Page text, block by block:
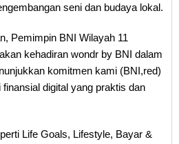
seni dan budaya lokal.
Pemimpin BNI Wilayah 11
kehadiran wondr by BNI dalam
komitmen kami (BNI,red)
digital yang praktis dan
Life Goals, Lifestyle, Bayar &